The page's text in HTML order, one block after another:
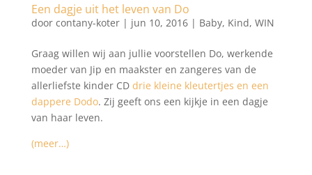
Een dagje uit het leven van Do
door contany-koter| jun 10, 2016| Baby, Kind, WIN
Graag willen wij aan jullie voorstellen Do, werkende
moeder van Jip en maakster en zangeres van de
allerliefste kinder CD drie kleine kleutertjes en een
dappere Dodo. Zij geeft ons een kijkje in een dagje
van haar leven.
(meer…)